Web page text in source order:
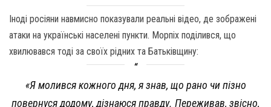
Іноді росіяни навмисно показували реальні відео, де зображені
атаки на українські населені пункти. Морпіх поділився, що
хвилювався тоді за своїх рідних та Батьківщину:
«Я молився кожного дня, я знав, що рано чи пізно
повернуся додому, дізнаюся правду. Переживав, звісно,